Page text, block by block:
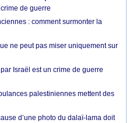
de guerre
: comment surmonter la
ne peut pas miser uniquement sur
Israël est un crime de guerre
palestiniennes mettent des
d’une photo du dalaï-lama doit